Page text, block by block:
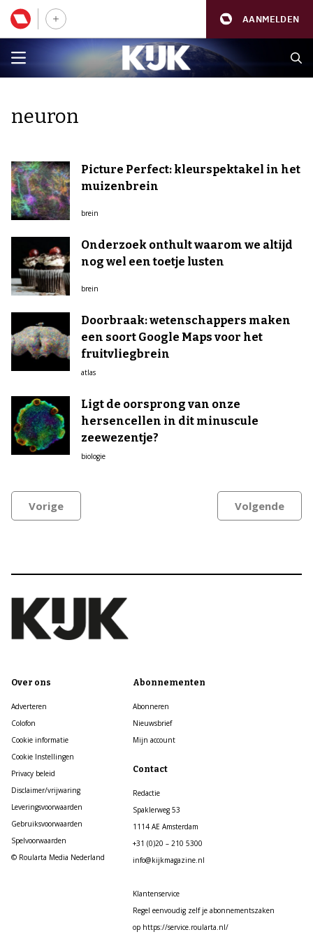
AANMELDEN
neuron
Picture Perfect: kleurspektakel in het
muizenbrein
brein
Onderzoek onthult waarom we altijd
nog wel een toetje lusten
brein
Doorbraak: wetenschappers maken
een soort Google Maps voor het
fruitvliegbrein
atlas
Ligt de oorsprong van onze
hersencellen in dit minuscule
zeewezentje?
biologie
Vorige Volgende
Over ons
Adverteren
Colofon
Cookie informatie
Cookie Instellingen
Privacy beleid
Disclaimer/vrijwaring
Leveringsvoorwaarden
Gebruiksvoorwaarden
Spelvoorwaarden
© Roularta Media Nederland
Abonnementen
Abonneren
Nieuwsbrief
Mijn account
Contact
Redactie
Spaklerweg 53
1114 AE Amsterdam
+31 (0)20 – 210 5300
info@kijkmagazine.nl
Klantenservice
Regel eenvoudig zelf je abonnementszaken
op https://service.roularta.nl/